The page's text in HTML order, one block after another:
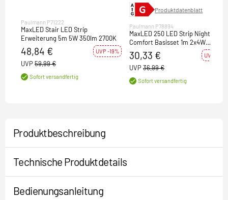
Paulmann P71222
MaxLED Stair LED Strip
Erweiterung 5m 5W 350lm 2700K
48,84 € UVP -19%
UVP 59,99 €
Sofort versandfertig
Produktdatenblatt
Paulmann P78894
MaxLED 250 LED Strip Night
Comfort Basisset 1m 2x4W
2x300lm 60LEDs/m 2700K 24VA
30,33 € UVP -18%
UVP 36,99 €
Sofort versandfertig
Produktbeschreibung
Technische Produktdetails
Bedienungsanleitung